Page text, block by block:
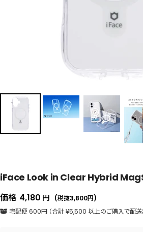
iFace Look in Clear Hybrid
価格 セ
ー
4,180 円 (税抜3,800円)
宅配便 600円 （合計 ¥5,500 以上のご購入で配送